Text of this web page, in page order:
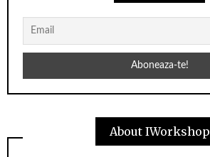
About IWorkshop